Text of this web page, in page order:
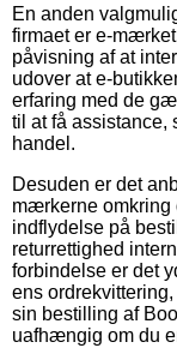
En anden
firmaet er e-
påvisning af at
udover at e-
erfaring med de
til at få assistance,
handel.
Desuden er det
mærkerne omkring
indflydelse på
returrettighed
forbindelse er det
ens
sin bestilling af
uafhængig om du